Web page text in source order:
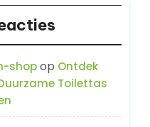
shopop Ontdek
Toilettas